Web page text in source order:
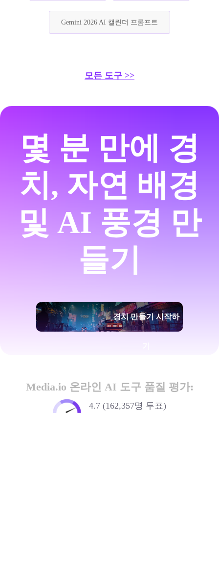
Gemini 2026 AI 캘린더 프롬프트
모든 도구 >>
몇 분 만에 경
치, 자연 배경
및 AI 풍경 만
들기
경치 만들기 시작하
Media.io 온라인 AI 도구 품질 평가:
4.7 (162,357명 투표)